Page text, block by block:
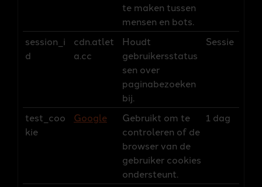
te maken tussen
mensen en bots.
session_i
d
cdn.atlet
a.cc
Houdt
gebruikersstatus
sen over
paginabezoeken
bij.
Sessie
test_coo
kie
Google
Gebruikt om te
controleren of de
browser van de
gebruiker cookies
ondersteunt.
1 dag